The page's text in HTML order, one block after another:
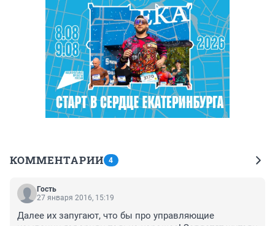
КОММЕНТАРИИ 4
Гость
27 января 2016, 15:19
Далее их запугают, что бы про управляющие